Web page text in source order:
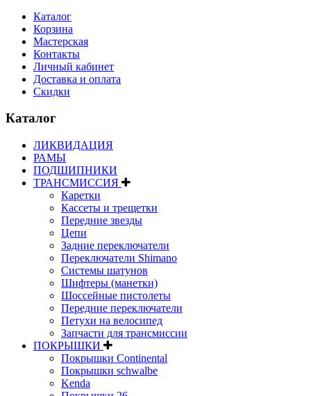
Каталог
Корзина
Мастерская
Контакты
Личный кабинет
Доставка и оплата
Скидки
Каталог
ЛИКВИДАЦИЯ
РАМЫ
ПОДШИПНИКИ
ТРАНСМИССИЯ
Каретки
Кассеты и трещетки
Передние звезды
Цепи
Задние переключатели
Переключатели Shimano
Системы шатунов
Шифтеры (манетки)
Шоссейные пистолеты
Передние переключатели
Петухи на велосипед
Запчасти для трансмиссии
ПОКРЫШКИ
Покрышки Continental
Покрышки schwalbe
Kenda